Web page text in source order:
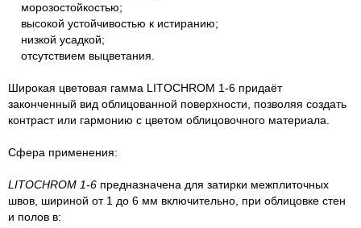
морозостойкостью;
высокой устойчивостью к истиранию;
низкой усадкой;
отсутствием выцветания.
Широкая цветовая гамма LITOCHROM 1-6 придаёт
законченный вид облицованной поверхности, позволяя создать
контраст или гармонию с цветом облицовочного материала.
Сфера применения:
LITOCHROM 1-6 предназначена для затирки межплиточных
швов, шириной от 1 до 6 мм включительно, при облицовке стен
и полов в: